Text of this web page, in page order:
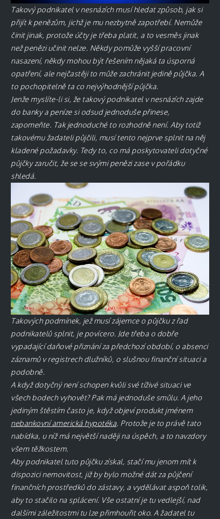
Takový podnikatel v nesnázích musí hledat způsob, jak si
přijít k penězům, jichž je mu nezbytně zapotřebí. Nemůže
činit jinak, protože účty je třeba platit, a to vesměs jinak
než penězi učinit nelze. Někdy pomůže vyšší pracovní
nasazení, někdy mohou být řešením nějaká ta úsporná
opatření, ale nejčastěji to může zachránit jedině půjčka. A
to pochopitelně ta co nejvýhodnější půjčka.
Jenže myslíte-li si, že takový podnikatel v nesnázích zajde
do banky a peníze si odsud jednoduše přinese,
zapomeňte. Tak jednoduché to rozhodně není. Aby totiž
takovému žadateli půjčili, musí tento nejprve splnit na něj
kladené požadavky. Tedy to, co má poskytovateli dotyčné
půjčky zaručit, že se se svými penězi zase v pořádku
shledá.
Takových podmínek, jež musí zájemce o půjčku z řad
podnikatelů splnit, je povícero. Jde třeba o dobře
vypadající daňové přiznání za předchozí období, o absenci
záznamů v registrech dlužníků, o slušnou finanční situaci a
podobně.
A když dotyčný není schopen kvůli své tíživé situaci ve
všech bodech vyhovět? Pak má jednoduše smůlu. A jeho
jediným štěstím často je, když objeví produkt jménem
nebankovní americká hypotéka. Protože je to právě tato
nabídka, u níž má největší naději na úspěch, a to navzdory
všem těžkostem.
Aby podnikatel tuto půjčku získal, stačí mu jenom mít k
dispozici nemovitost, již by bylo možné dát za půjčení
finančních prostředků do zástavy, a vydělávat aspoň tolik,
aby to stačilo na splácení. Vše ostatní je tu vedlejší, nad
dalšími záležitostmi tu lze přimhouřit oko. A žadatel tu